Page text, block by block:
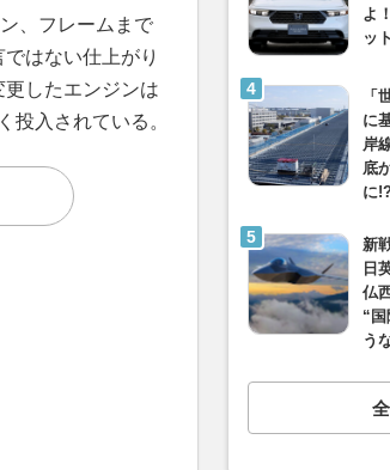
、フレームまで
はない仕上がり
したエンジンは
投入されている。
よ
ッ
「
に
岸
底
に
新
日
仏
“
う